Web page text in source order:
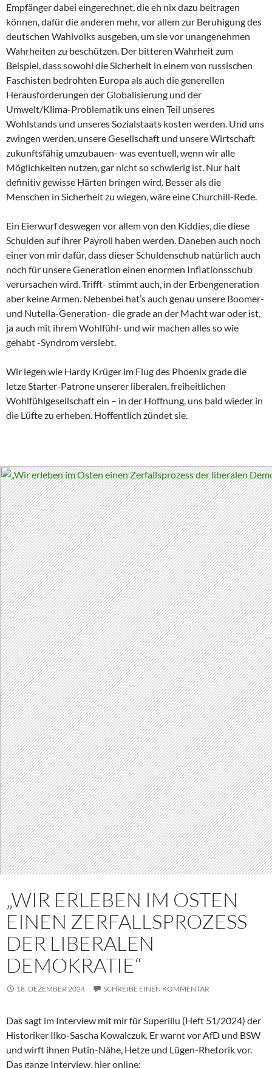
Empfänger dabei eingerechnet, die eh nix dazu beitragen
können, dafür die anderen mehr, vor allem zur Beruhigung des
deutschen Wahlvolks ausgeben, um sie vor unangenehmen
Wahrheiten zu beschützen. Der bitteren Wahrheit zum
Beispiel, dass sowohl die Sicherheit in einem von russischen
Faschisten bedrohten Europa als auch die generellen
Herausforderungen der Globalisierung und der
Umwelt/Klima-Problematik uns einen Teil unseres
Wohlstands und unseres Sozialstaats kosten werden. Und uns
zwingen werden, unsere Gesellschaft und unsere Wirtschaft
zukunftsfähig umzubauen- was eventuell, wenn wir alle
Möglichkeiten nutzen, gar nicht so schwierig ist. Nur halt
definitiv gewisse Härten bringen wird. Besser als die
Menschen in Sicherheit zu wiegen, wäre eine Churchill-Rede.
Ein Eierwurf deswegen vor allem von den Kiddies, die diese
Schulden auf ihrer Payroll haben werden. Daneben auch noch
einer von mir dafür, dass dieser Schuldenschub natürlich auch
noch für unsere Generation einen enormen Inflationsschub
verursachen wird. Trifft- stimmt auch, in der Erbengeneration
aber keine Armen. Nebenbei hat’s auch genau unsere Boomer-
und Nutella-Generation- die grade an der Macht war oder ist,
ja auch mit ihrem Wohlfühl- und wir machen alles so wie
gehabt -Syndrom versiebt.
Wir legen wie Hardy Krüger im Flug des Phoenix grade die
letze Starter-Patrone unserer liberalen, freiheitlichen
Wohlfühlgesellschaft ein – in der Hoffnung, uns bald wieder in
die Lüfte zu erheben. Hoffentlich zündet sie.
„WIR ERLEBEN IM OSTEN
EINEN ZERFALLSPROZESS
DER LIBERALEN
DEMOKRATIE“
18. DEZEMBER 2024 SCHREIBE EINEN KOMMENTAR
Das sagt im Interview mit mir für Superillu (Heft 51/2024) der
Historiker Ilko-Sascha Kowalczuk. Er warnt vor AfD und BSW
und wirft ihnen Putin-Nähe, Hetze und Lügen-Rhetorik vor.
Das ganze Interview, hier online: